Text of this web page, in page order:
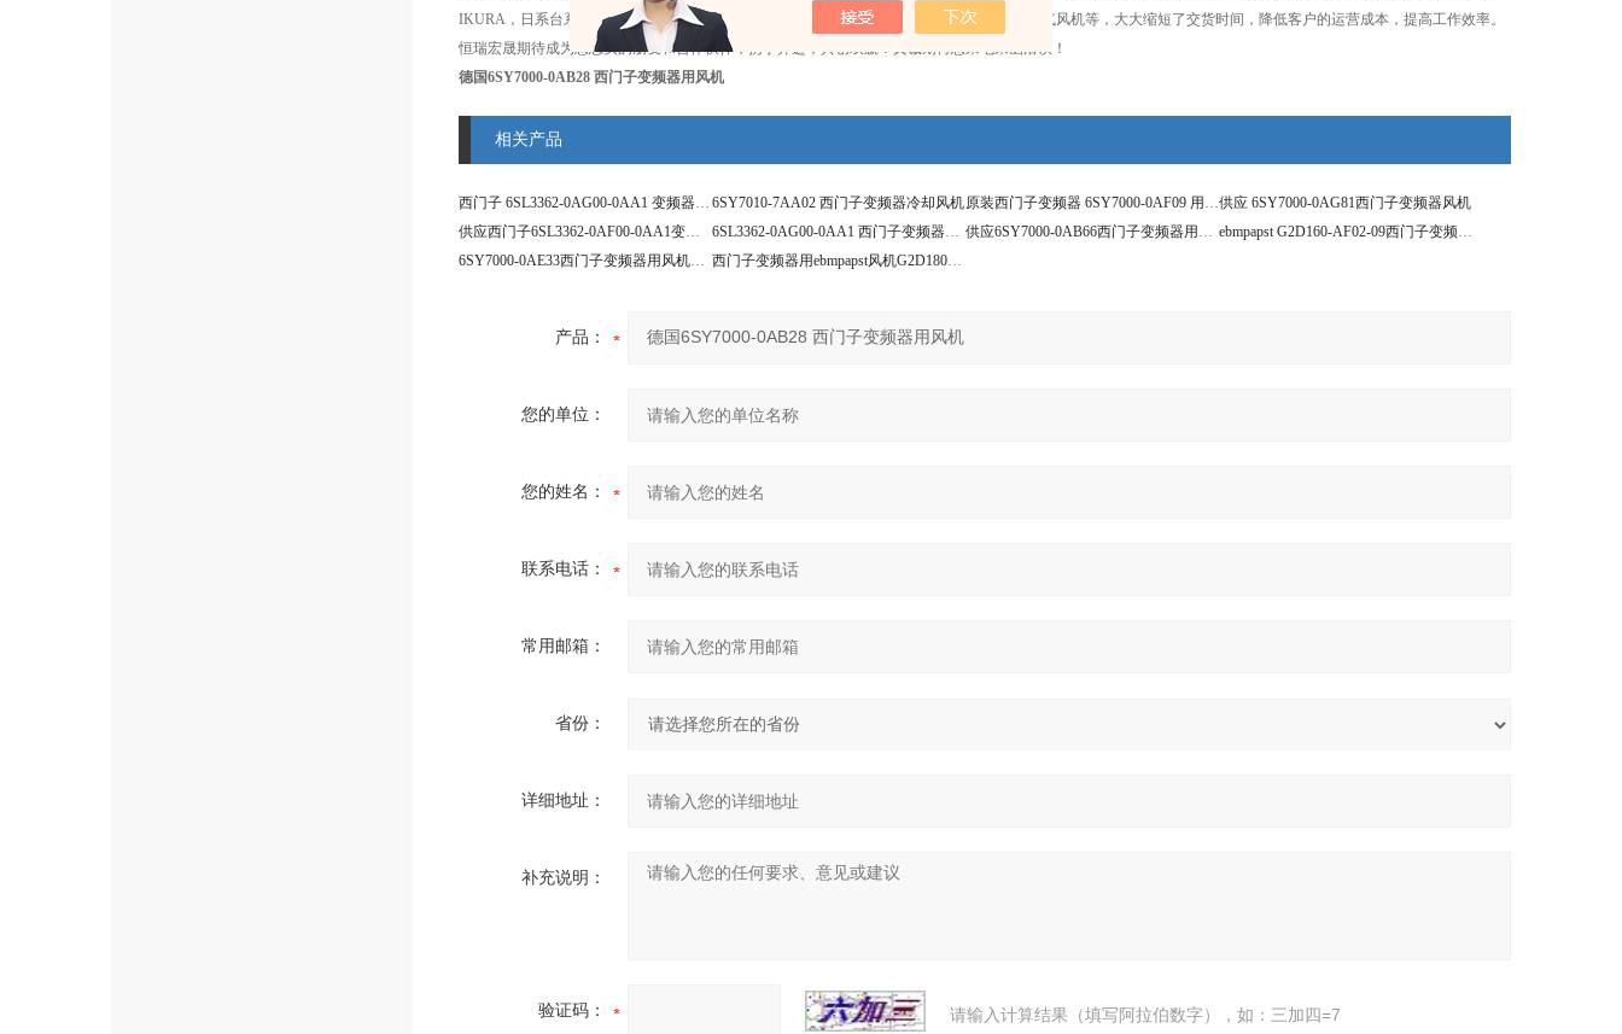
IKURA，日系台系等各类名优风机产品。公司备有大量库存，包括轴流风机、离心风机、燃气风机等，大大缩短了交货时间，降低客户的运营成本，提高工作效率。
恒瑞宏晟期待成为您忠实的朋友和合作伙伴，携手并进，共创双赢！真诚期待您来电来函洽谈！
德国6SY7000-0AB28 西门子变频器用风机
相关产品
西门子 6SL3362-0AG00-0AA1 变频器用风机 6SY7010-7AA02 西门子变频器冷却风机 原装西门子变频器 6SY7000-0AF09 用风机供应 6SY7000-0AG81西门子变频器风机
供应西门子6SL3362-0AF00-0AA1变频器用风机
6SL3362-0AG00-0AA1 西门子变频器用风机 供应6SY7000-0AB66西门子变频器用风机230V
ebmpapst G2D160-AF02-09西门子变频器风机
6SY7000-0AE33西门子变频器用风机风扇
西门子变频器用ebmpapst风机G2D180-BD18-13
产品：
您的单位：
您的姓名：
联系电话：
常用邮箱：
省份：
详细地址：
补充说明：
验证码： 请输入计算结果（填写阿拉伯数字），如：三加四=7